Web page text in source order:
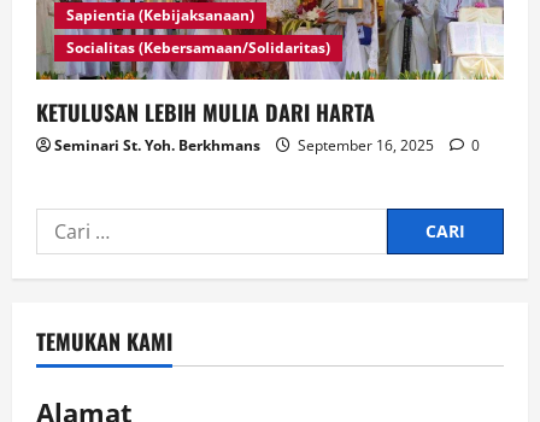
Sapientia (Kebijaksanaan)
Socialitas (Kebersamaan/Solidaritas)
KETULUSAN LEBIH MULIA DARI HARTA
Seminari St. Yoh. Berkhmans September 16, 2025 0
TEMUKAN KAMI
Alamat